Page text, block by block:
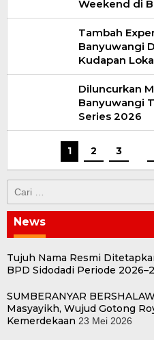
Weekend di
Tambah
Banyuwangi
Kudapan
Diluncurkan
Banyuwangi
Series 2026
1 2 3
untuk:
News
Tujuh Nama Resmi
BPD Sidodadi Periode
SUMBERANYAR
Masyayikh, Wujud Gotong
Kemerdekaan 23 Mei 2026